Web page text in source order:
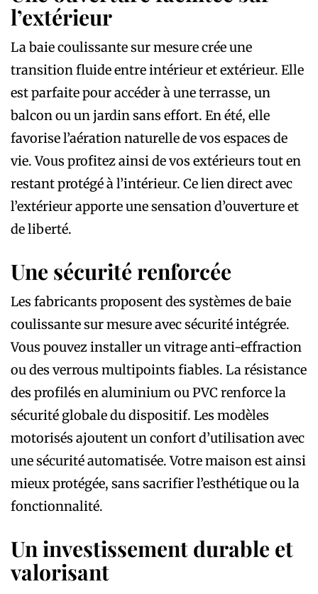
l’extérieur
La baie coulissante sur mesure crée une
transition fluide entre intérieur et extérieur. Elle
est parfaite pour accéder à une terrasse, un
balcon ou un jardin sans effort. En été, elle
favorise l’aération naturelle de vos espaces de
vie. Vous profitez ainsi de vos extérieurs tout en
restant protégé à l’intérieur. Ce lien direct avec
l’extérieur apporte une sensation d’ouverture et
de liberté.
Une sécurité renforcée
Les fabricants proposent des systèmes de baie
coulissante sur mesure avec sécurité intégrée.
Vous pouvez installer un vitrage anti-effraction
ou des verrous multipoints fiables. La résistance
des profilés en aluminium ou PVC renforce la
sécurité globale du dispositif. Les modèles
motorisés ajoutent un confort d’utilisation avec
une sécurité automatisée. Votre maison est ainsi
mieux protégée, sans sacrifier l’esthétique ou la
fonctionnalité.
Un investissement durable et
valorisant